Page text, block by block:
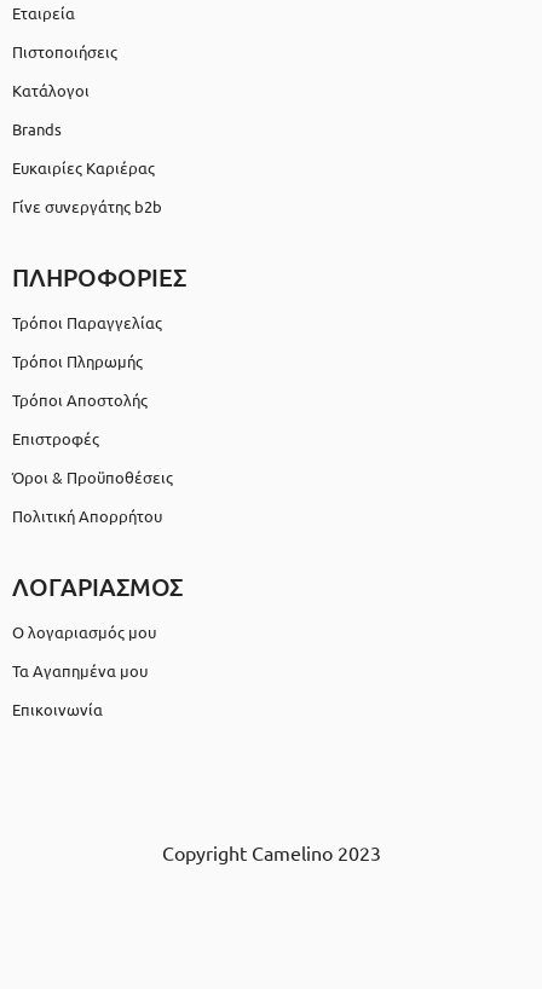
Εταιρεία
Πιστοποιήσεις
Κατάλογοι
Brands
Ευκαιρίες Καριέρας
Γίνε συνεργάτης b2b
ΠΛΗΡΟΦΟΡΙΕΣ
Τρόποι Παραγγελίας
Τρόποι Πληρωμής
Τρόποι Αποστολής
Επιστροφές
Όροι & Προϋποθέσεις
Πολιτική Απορρήτου
ΛΟΓΑΡΙΑΣΜΟΣ
Ο λογαριασμός μου
Τα Αγαπημένα μου
Επικοινωνία
Copyright Camelino 2023